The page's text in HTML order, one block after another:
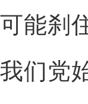
能刹
们党